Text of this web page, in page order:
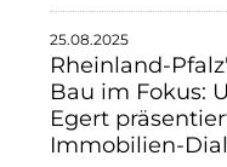
25.08.2025
Rheinland-
Bau im Fokus:
Egert
Immobilien-